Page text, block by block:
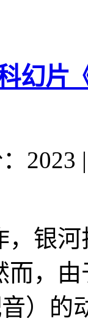
幻片
2023 |
银河
而，
音）